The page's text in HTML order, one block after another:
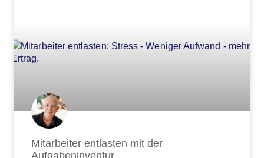
Mitarbeiter entlasten mit der
Aufgabeninventur